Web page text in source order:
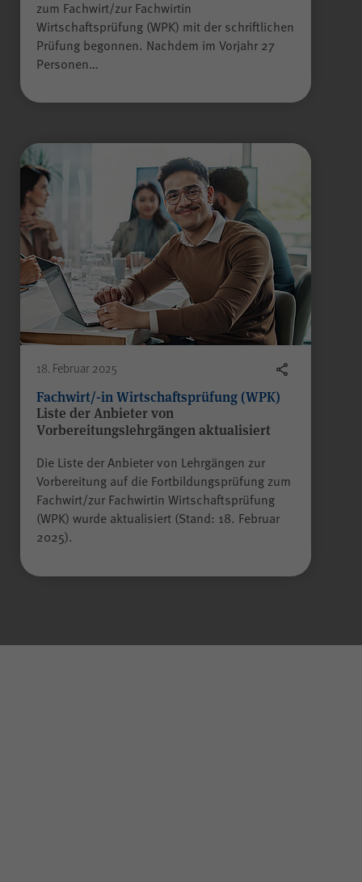
zum Fachwirt/zur Fachwirtin
Wirtschaftsprüfung (WPK) mit der schriftlichen
Prüfung begonnen. Nachdem im Vorjahr 27
Personen…
18. Februar 2025
Fachwirt/-in Wirtschaftsprüfung (WPK)
Liste der Anbieter von
Vorbereitungslehrgängen aktualisiert
Die Liste der Anbieter von Lehrgängen zur
Vorbereitung auf die Fortbildungsprüfung zum
Fachwirt/zur Fachwirtin Wirtschaftsprüfung
(WPK) wurde aktualisiert (Stand: 18. Februar
2025).
Anbieter WPK
Laufzeit
Zweck
WPK“:
Temporäres Speichern von
Informationen eines Besuchers
durchJSP (JavaServer Pages)
zur Gewährleistung der
einwandfreien Funktionsweise
des Mitgliederbereichs.
Name
Anbieter WPK
Laufzeit 60 Sekunden
Zweck
Gilt nur für den
WPK“:
des Mitgliederbereichs.